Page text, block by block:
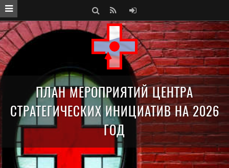
e
a
c
h
R
S
A
U
T
H
ПЛАН МЕРОПРИЯТИЙ ЦЕНТРА
СТРАТЕГИЧЕСКИХ ИНИЦИАТИВ НА 2026
ГОД